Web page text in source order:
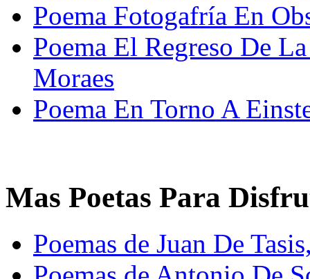
Poema Fotogafría En
Poema El Regreso De
Moraes
Poema En Torno A
Mas Poetas Para
Poemas de Juan De